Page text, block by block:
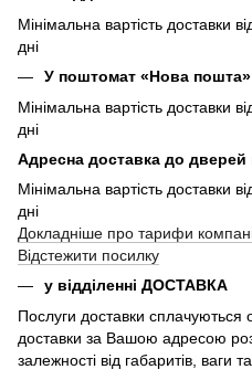
Мінімальна вартість доставки
дні
У поштомат «Нова пошта»
Мінімальна вартість доставки
дні
Адресна доставка до
Мінімальна вартість доставки
дні
Докладніше про тарифи
Відстежити посилку
у відділенні ДОСТАВКА
Послуги доставки сплачуються
доставки за Вашою адресою
залежності від габаритів, ваги